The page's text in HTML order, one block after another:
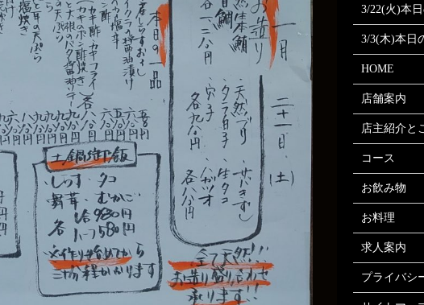
3/22(火)本日
3/3(木)本日
HOME
店舗案内
店主紹介と
コース
お飲み物
お料理
求人案内
プライバシ